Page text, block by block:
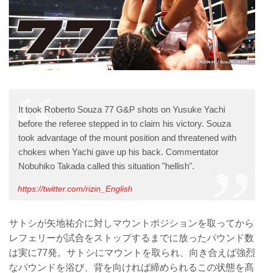
It took Roberto Souza 77 G&P shots on Yusuke Yachi
before the referee stepped in to claim his victory. Souza
took advantage of the mount position and threatened with
chokes when Yachi gave up his back. Commentator
Nobuhiko Takada called this situation "hellish".
https://twitter.com/rizin_English
サトシが矢地祐介に対しマウントポジションを取ってから
レフェリーが試合をストップするまでに放ったパウンド数
は実に77発。サトシにマウントを取られ、向き合えば強烈
なパウンドを浴び、背を向ければ締められるこの状態を髙